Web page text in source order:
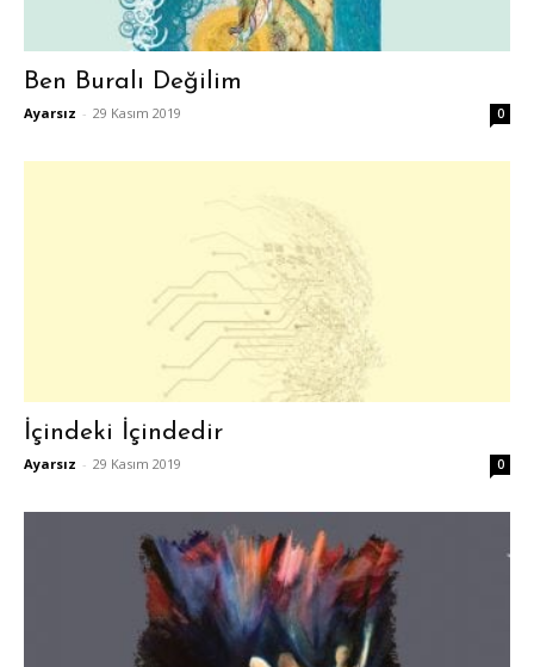
Ben Buralı Değilim
Ayarsız - 29 Kasım 2019 0
İçindeki İçindedir
Ayarsız - 29 Kasım 2019 0